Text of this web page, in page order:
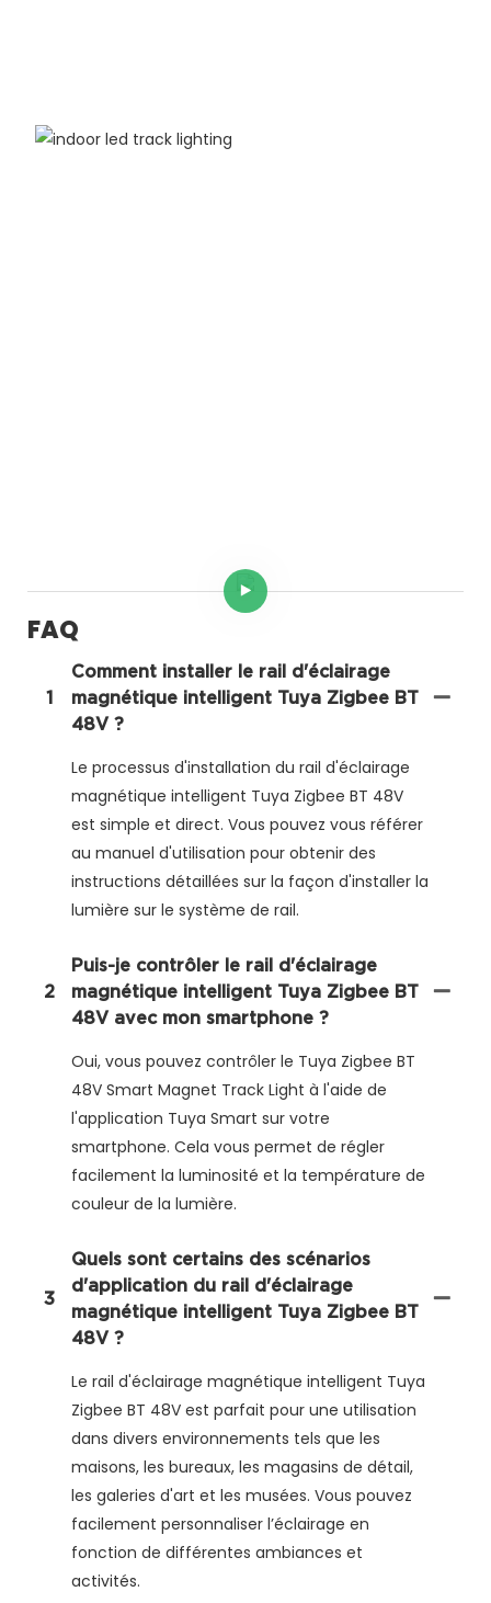
FAQ
1
Comment installer le rail d'éclairage
magnétique intelligent Tuya Zigbee BT
48V ?
Le processus d'installation du rail d'éclairage
magnétique intelligent Tuya Zigbee BT 48V
est simple et direct. Vous pouvez vous référer
au manuel d'utilisation pour obtenir des
instructions détaillées sur la façon d'installer la
lumière sur le système de rail.
2
Puis-je contrôler le rail d'éclairage
magnétique intelligent Tuya Zigbee BT
48V avec mon smartphone ?
Oui, vous pouvez contrôler le Tuya Zigbee BT
48V Smart Magnet Track Light à l'aide de
l'application Tuya Smart sur votre
smartphone. Cela vous permet de régler
facilement la luminosité et la température de
couleur de la lumière.
3
Quels sont certains des scénarios
d'application du rail d'éclairage
magnétique intelligent Tuya Zigbee BT
48V ?
Le rail d'éclairage magnétique intelligent Tuya
Zigbee BT 48V est parfait pour une utilisation
dans divers environnements tels que les
maisons, les bureaux, les magasins de détail,
les galeries d'art et les musées. Vous pouvez
facilement personnaliser l’éclairage en
fonction de différentes ambiances et
activités.